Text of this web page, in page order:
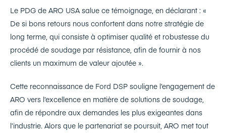
Le PDG de ARO USA salue ce témoignage, en déclarant : «
De si bons retours nous confortent dans notre stratégie de
long terme, qui consiste à optimiser qualité et robustesse du
procédé de soudage par résistance, afin de fournir à nos
clients un maximum de valeur ajoutée ».
Cette reconnaissance de Ford DSP souligne l’engagement de
ARO vers l’excellence en matière de solutions de soudage,
afin de répondre aux demandes les plus exigeantes dans
l’industrie. Alors que le partenariat se poursuit, ARO met tout